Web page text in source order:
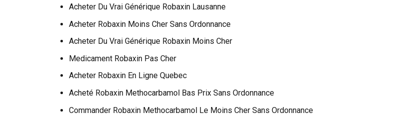
Acheter Du Vrai Générique Robaxin Lausanne
Acheter Robaxin Moins Cher Sans Ordonnance
Acheter Du Vrai Générique Robaxin Moins Cher
Medicament Robaxin Pas Cher
Acheter Robaxin En Ligne Quebec
Acheté Robaxin Methocarbamol Bas Prix Sans Ordonnance
Commander Robaxin Methocarbamol Le Moins Cher Sans Ordonnance